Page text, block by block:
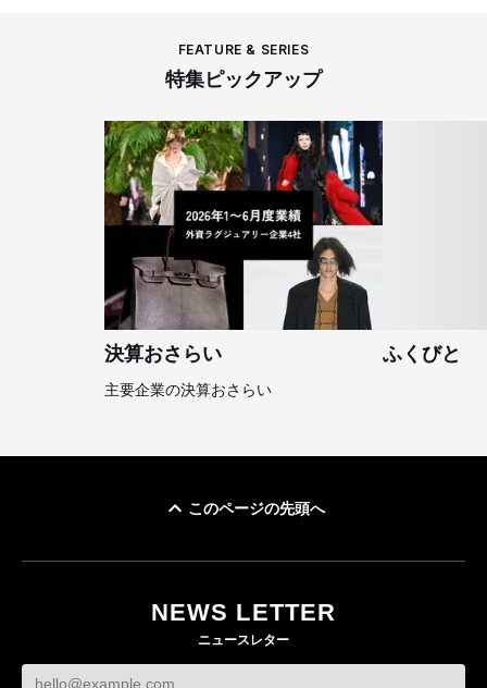
FEATURE & SERIES
特集ピックアップ
決算おさらい
主要企業の決算おさらい
ふくびと
このページの先頭へ
NEWS LETTER
ニュースレター